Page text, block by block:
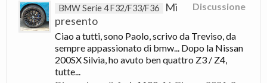
Discussione
BMW Serie 4 F32/F33/F36
Mi
presento
Ciao a tutti, sono Paolo, scrivo da Treviso, da
sempre appassionato di bmw... Dopo la Nissan
200SX Silvia, ho avuto ben quattro Z3 / Z4,
tutte...